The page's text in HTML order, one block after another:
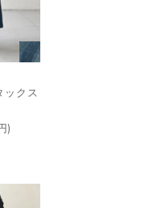
ックス
)